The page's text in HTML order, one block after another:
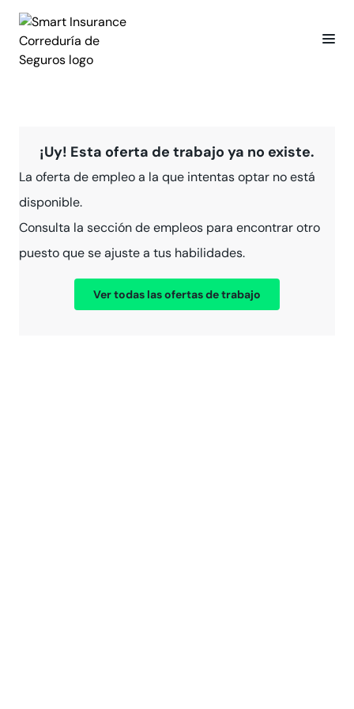
¡Uy! Esta oferta de trabajo ya no existe.
La oferta de empleo a la que intentas optar no está
disponible.
Consulta la sección de empleos para encontrar otro
puesto que se ajuste a tus habilidades.
Ver todas las ofertas de trabajo